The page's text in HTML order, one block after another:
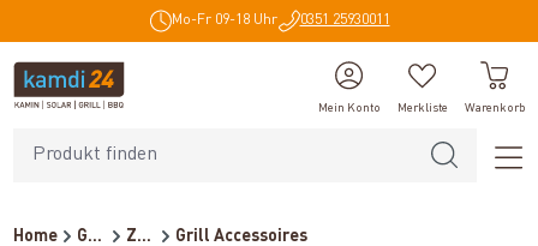
Mo-Fr 09-18 Uhr 0351 25930011
Mein Konto Merkliste Warenkorb
Home Grillzubehör Zubehör Grill Accessoires